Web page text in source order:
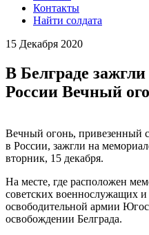
Контакты
Найти солдата
15 Декабря 2020
В Белграде
России Вечный
Вечный огонь, привезенный
в России, зажгли на
вторник, 15 декабря.
На месте, где расположен
советских военнослужащих
освободительной армии
освобождении Белграда.